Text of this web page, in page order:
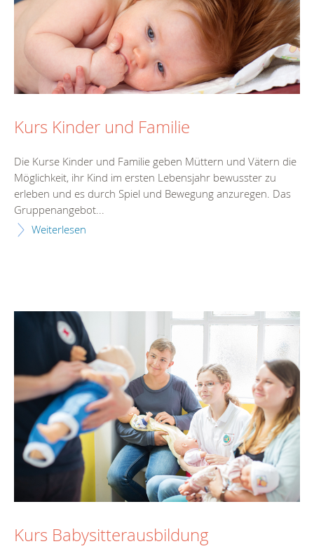
Kurs Kinder und Familie
Die Kurse Kinder und Familie geben Müttern und Vätern die
Möglichkeit, ihr Kind im ersten Lebensjahr bewusster zu
erleben und es durch Spiel und Bewegung anzuregen. Das
Gruppenangebot...
Weiterlesen
Kurs Babysitterausbildung